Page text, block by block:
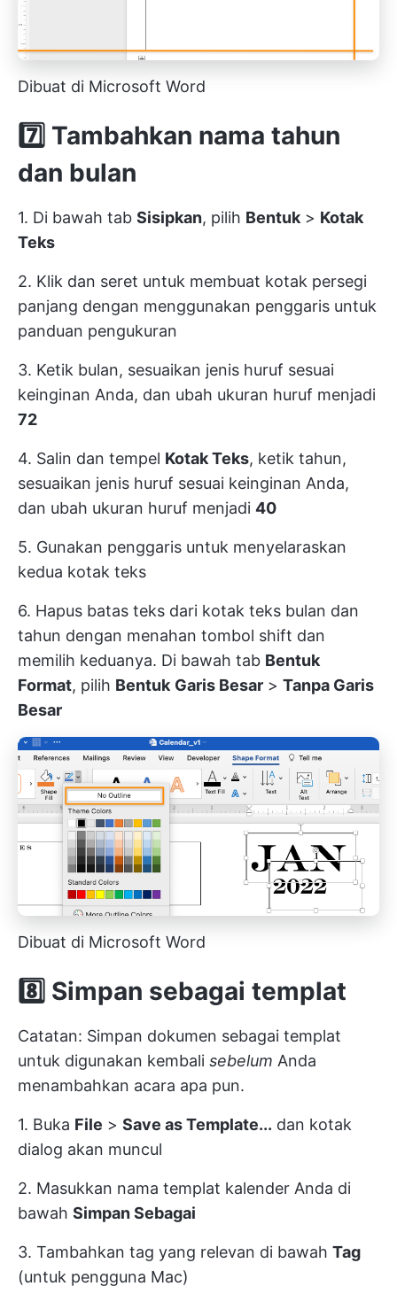
Dibuat di Microsoft Word
7️⃣ Tambahkan nama tahun
dan bulan
1. Di bawah tab Sisipkan, pilih Bentuk > Kotak
Teks
2. Klik dan seret untuk membuat kotak persegi
panjang dengan menggunakan penggaris untuk
panduan pengukuran
3. Ketik bulan, sesuaikan jenis huruf sesuai
keinginan Anda, dan ubah ukuran huruf menjadi
72
4. Salin dan tempel Kotak Teks, ketik tahun,
sesuaikan jenis huruf sesuai keinginan Anda,
dan ubah ukuran huruf menjadi 40
5. Gunakan penggaris untuk menyelaraskan
kedua kotak teks
6. Hapus batas teks dari kotak teks bulan dan
tahun dengan menahan tombol shift dan
memilih keduanya. Di bawah tab Bentuk
Format, pilih Bentuk Garis Besar > Tanpa Garis
Besar
Dibuat di Microsoft Word
8️⃣ Simpan sebagai templat
Catatan: Simpan dokumen sebagai templat
untuk digunakan kembali sebelum Anda
menambahkan acara apa pun.
1. Buka File > Save as Template... dan kotak
dialog akan muncul
2. Masukkan nama templat kalender Anda di
bawah Simpan Sebagai
3. Tambahkan tag yang relevan di bawah Tag
(untuk pengguna Mac)